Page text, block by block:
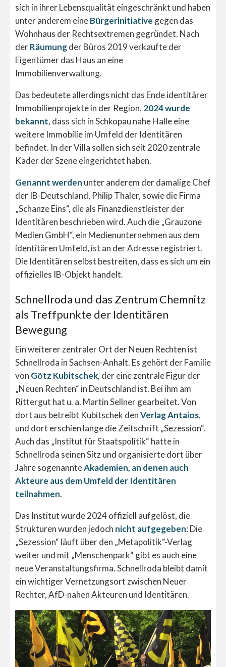
sich in ihrer Lebensqualität eingeschränkt und haben
unter anderem eineBürgerinitiative gegen das
Wohnhaus der Rechtsextremen gegründet. Nach
derRäumungder Büros 2019 verkaufte der
Eigentümer das Haus an eine
Immobilienverwaltung.
Das bedeutete allerdings nicht das Ende identitärer
Immobilienprojekte in der Region. 2024 wurde
bekannt, dass sich in Schkopau nahe Halle eine
weitere Immobilie im Umfeld der Identitären
befindet. In der Villa sollen sich seit 2020 zentrale
Kader der Szene eingerichtet haben.
Genannt werden unter anderem der damalige Chef
der IB-Deutschland, Philip Thaler, sowie die Firma
„Schanze Eins“, die als Finanzdienstleister der
Identitären beschrieben wird. Auch die „Grauzone
Medien GmbH“, ein Medienunternehmen aus dem
identitären Umfeld, ist an der Adresse registriert.
Die Identitären selbst bestreiten, dass es sich um ein
offizielles IB-Objekt handelt.
Schnellroda und das Zentrum Chemnitz
als Treffpunkte der Identitären
Bewegung
Ein weiterer zentraler Ort der Neuen Rechten ist
Schnellroda in Sachsen-Anhalt. Es gehört der Familie
von Götz Kubitschek, der eine zentrale Figur der
„Neuen Rechten“ in Deutschland ist. Bei ihm am
Rittergut hat u. a. Martin Sellner gearbeitet. Von
dort aus betreibt Kubitschek denVerlag Antaios,
und dort erschien lange die Zeitschrift „Sezession“.
Auch das „Institut für Staatspolitik“ hatte in
Schnellroda seinen Sitz und organisierte dort über
Jahre sogenannteAkademien, an denen auch
Akteure aus dem Umfeld der Identitären
teilnahmen.
Das Institut wurde 2024 offiziell aufgelöst, die
Strukturen wurden jedoch nicht aufgegeben: Die
„Sezession“ läuft über den „Metapolitik“-Verlag
weiter und mit „Menschenpark“ gibt es auch eine
neue Veranstaltungsfirma. Schnellroda bleibt damit
ein wichtiger Vernetzungsort zwischen Neuer
Rechter, AfD-nahen Akteuren und Identitären.